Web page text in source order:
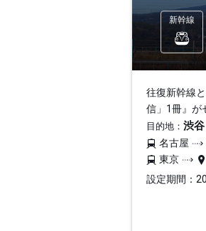
新幹線
往復新幹線
信」1冊』が
目的地： 渋
名古屋
東京
設定期間：